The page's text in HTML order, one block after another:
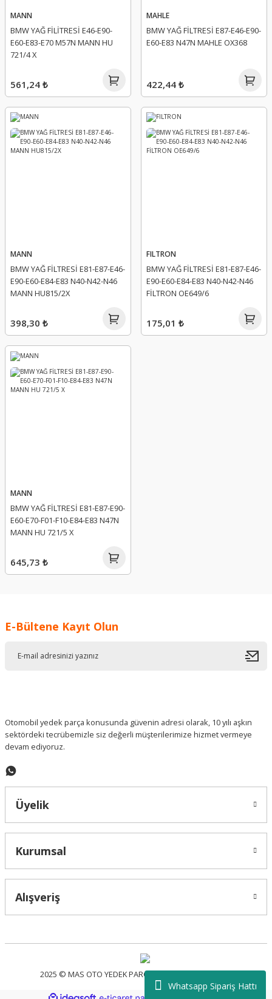
Whatsapp Sipariş Hattı
MANN
BMW YAĞ FİLİTRESİ E46-E90-
E60-E83-E70 M57N MANN HU
721/4 X
561,24 ₺
MAHLE
BMW YAĞ FİLTRESİ E87-E46-E90-
E60-E83 N47N MAHLE OX368
422,44 ₺
MANN
BMW YAĞ FİLTRESİ E81-E87-E46-
E90-E60-E84-E83 N40-N42-N46
MANN HU815/2X
398,30 ₺
FILTRON
BMW YAĞ FİLTRESİ E81-E87-E46-
E90-E60-E84-E83 N40-N42-N46
FİLTRON OE649/6
175,01 ₺
MANN
BMW YAĞ FİLTRESİ E81-E87-E90-
E60-E70-F01-F10-E84-E83 N47N
MANN HU 721/5 X
645,73 ₺
E-Bültene Kayıt Olun
Otomobil yedek parça konusunda güvenin adresi olarak, 10 yılı aşkın
sektördeki tecrübemizle siz değerli müşterilerimize hizmet vermeye
devam ediyoruz.
Üyelik
Kurumsal
Alışveriş
2025 © MAS OTO YEDEK PARÇA - Tüm Hakları Saklıdır.
ideasoft